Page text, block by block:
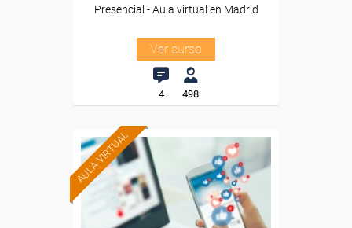
Presencial - Aula virtual en Madrid
Ver curso
4 498
AULA VIRTUAL